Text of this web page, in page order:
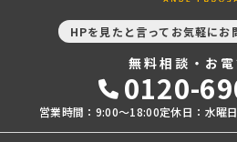
HPを見たと言ってお気軽にお
無料相談・お
0120-
営業時間：9:00〜18:00定休日：水曜